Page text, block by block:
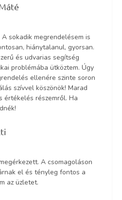
5-ből 5 csillag.
sokadik megrendelésem is
hiánytalanul, gyorsan.
és udvarias segítség
problémába ütköztem. Úgy
ellenére szinte soron
szívvel köszönök! Marad
értékelés részemről. Ha
5-ből 5 csillag.
A csomagoláson
el és tényleg fontos a
az üzletet.